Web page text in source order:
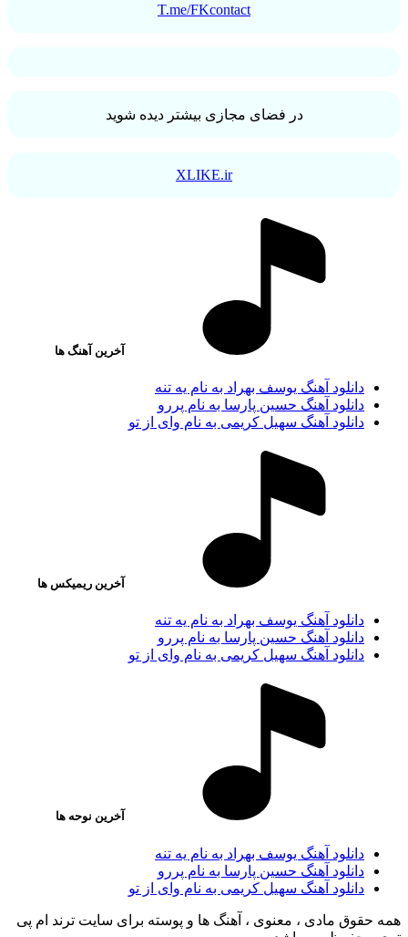
T.me/FKcontact
در فضای مجازی بیشتر دیده شوید
XLIKE.ir
آخرین آهنگ ها
دانلود آهنگ یوسف بهراد به نام یه تنه
دانلود آهنگ حسین پارسا به نام پررو
دانلود آهنگ سهیل کریمی به نام وای از تو
آخرین ریمیکس ها
دانلود آهنگ یوسف بهراد به نام یه تنه
دانلود آهنگ حسین پارسا به نام پررو
دانلود آهنگ سهیل کریمی به نام وای از تو
آخرین نوحه ها
دانلود آهنگ یوسف بهراد به نام یه تنه
دانلود آهنگ حسین پارسا به نام پررو
دانلود آهنگ سهیل کریمی به نام وای از تو
همه حقوق مادی ، معنوی ، آهنگ ها و پوسته برای سایت ترند ام پی